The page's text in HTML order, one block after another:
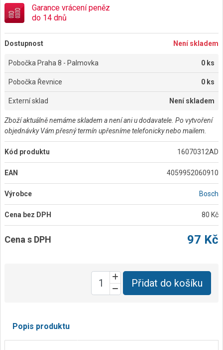
Garance vrácení peněz
do 14 dnů
Dostupnost Není skladem
Pobočka Praha 8 - Palmovka 0 ks
Pobočka Řevnice 0 ks
Externí sklad Není skladem
Zboží aktuálně nemáme skladem a není ani u dodavatele. Po vytvoření
objednávky Vám přesný termín upřesníme telefonicky nebo mailem.
Kód produktu 16070312AD
EAN 4059952060910
Výrobce Bosch
Cena bez DPH 80 Kč
Cena s DPH 97 Kč
Přidat do košíku
Popis produktu